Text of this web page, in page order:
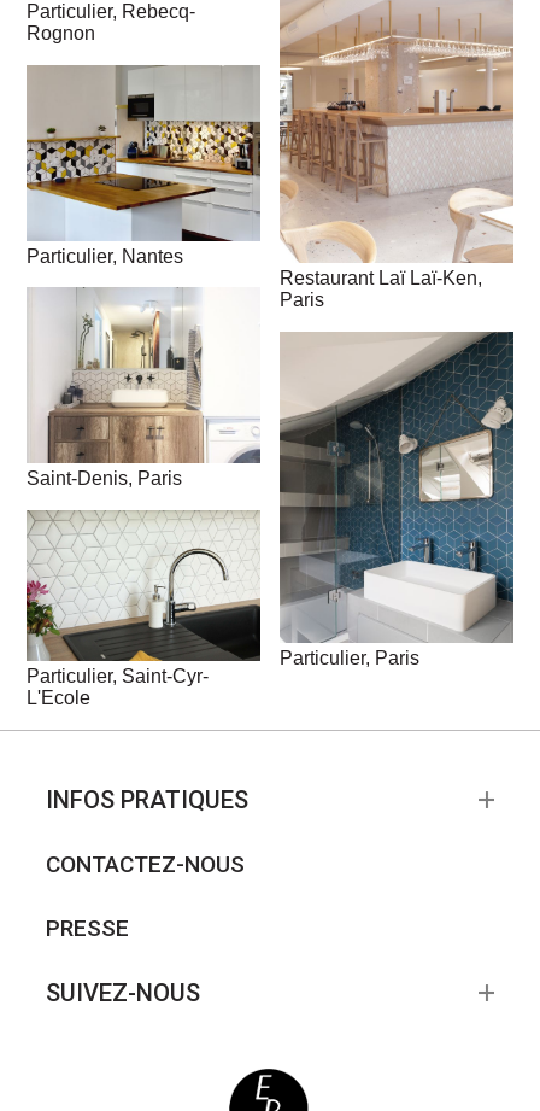
Particulier, Rebecq-
Rognon
Restaurant Laï Laï-Ken,
Paris
Particulier, Nantes
Saint-Denis, Paris
Particulier, Paris
Particulier, Saint-Cyr-
L'Ecole
INFOS PRATIQUES
CONTACTEZ-NOUS
PRESSE
SUIVEZ-NOUS